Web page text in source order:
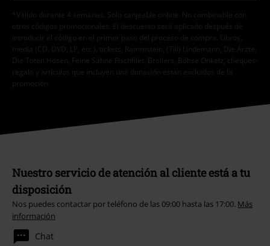
*Válido durante 4 semanas. Solo canjeable online. No combinable con
otros códigos promocionales. El descuento será aplicado después de
introducir el código en el primer paso del proceso de compra. Libros,
media (CD, DVD, LP, etc.), tickets, Rammstein, (Till) Lindemann, Die Ärzte,
Die Toten Hosen, Feine Sahne Fischfilet, Broilers, Böhse Onkelz, cheques-
regalo y artículos que incluyen una donación están excluidos de la
promoción.
Nuestro servicio de atención al cliente está a tu
disposición
Nos puedes contactar por teléfono de las 09:00 hasta las 17:00. Más
información
Chat